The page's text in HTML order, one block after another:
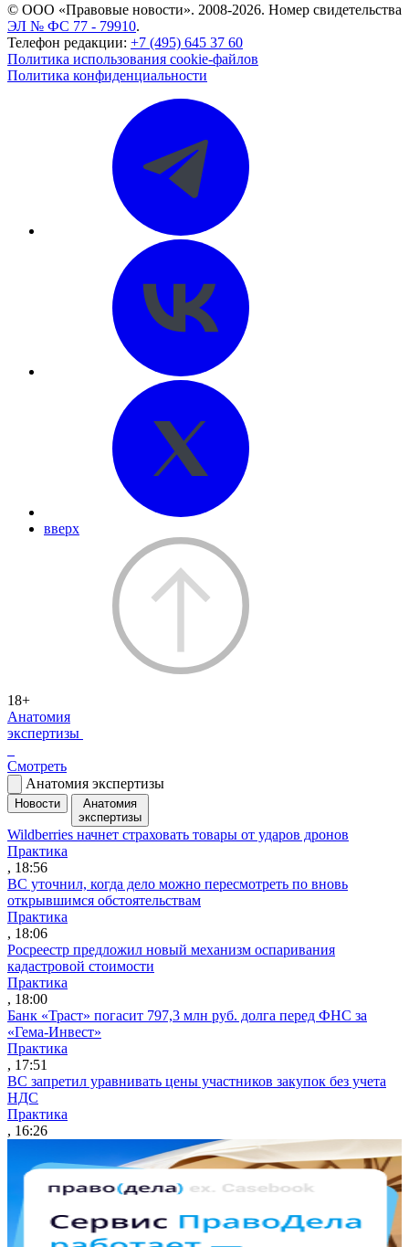
© ООО «Правовые новости». 2008-2026. Номер свидетельства
ЭЛ № ФС 77 - 79910.
Телефон редакции: +7 (495) 645 37 60
Политика использования cookie-файлов
Политика конфиденциальности
вверх
18+
Анатомия
экспертизы
Смотреть
Анатомия экспертизы
Новости
Анатомия
экспертизы
Wildberries начнет страховать товары от ударов дронов
Практика
, 18:56
ВС уточнил, когда дело можно пересмотреть по вновь
открывшимся обстоятельствам
Практика
, 18:06
Росреестр предложил новый механизм оспаривания
кадастровой стоимости
Практика
, 18:00
Банк «Траст» погасит 797,3 млн руб. долга перед ФНС за
«Гема-Инвест»
Практика
, 17:51
ВС запретил уравнивать цены участников закупок без учета
НДС
Практика
, 16:26